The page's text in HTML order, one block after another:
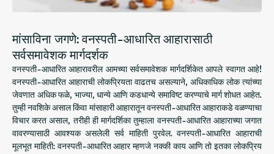
मांसाविना जगणे: वनस्पती-आधारित आहारासाठी
सर्वसमावेशक मार्गदर्शक
वनस्पती-आधारित आहारावरील आमच्या सर्वसमावेशक मार्गदर्शिकेत आपले स्वागत आहे!
वनस्पती-आधारित आहाराची लोकप्रियता वाढतच असल्याने, अधिकाधिक लोक त्यांच्या
जेवणात अधिक फळे, भाज्या, धान्ये आणि कडधान्ये समाविष्ट करण्याचे मार्ग शोधत आहेत.
तुम्ही नवशिके असाल किंवा मांसाहारी आहारातून वनस्पती-आधारित आहाराकडे वळण्याचा
विचार करत असाल, तरीही ही मार्गदर्शिका तुम्हाला वनस्पती-आधारित आहाराच्या जगात
वावरण्यासाठी आवश्यक असलेली सर्व माहिती पुरवेल. वनस्पती-आधारित आहाराची
मूलभूत माहिती: वनस्पती-आधारित आहार म्हणजे नक्की काय आणि तो इतका लोकप्रिय